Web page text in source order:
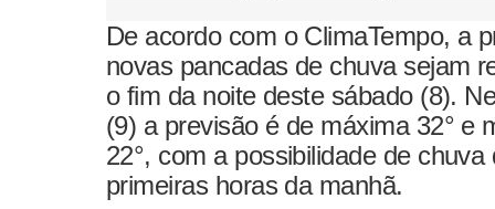
De acordo com o ClimaTempo, a
novas pancadas de chuva sejam
o fim da noite deste sábado (8).
(9) a previsão é de máxima 32° e
22°, com a possibilidade de chuva
primeiras horas da manhã.